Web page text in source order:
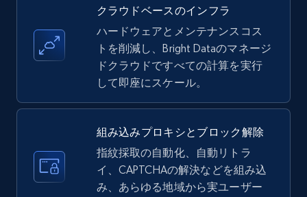
Amazon products - find products by using
upc numbers
Title, Seller name, Brand, Description, Initial
price, Currency, Availability, Reviews count, and
LinkedIn company information
クラウドベースのインフラ
ハードウェアとメンテナンスコス
トを削減し、Bright Dataのマネージ
ドクラウドですべての計算を実行
して即座にスケール。
組み込みプロキシとブロック解除
指紋採取の自動化、自動リトラ
イ、CAPTCHAの解決などを組み込
み、あらゆる地域から実ユーザー